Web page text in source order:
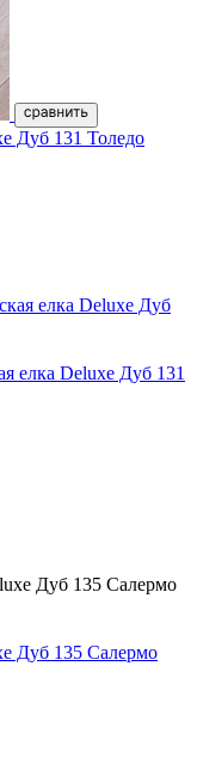
Дуб 131 Толедо
елка Deluxe Дуб 131
Дуб 135 Салермо